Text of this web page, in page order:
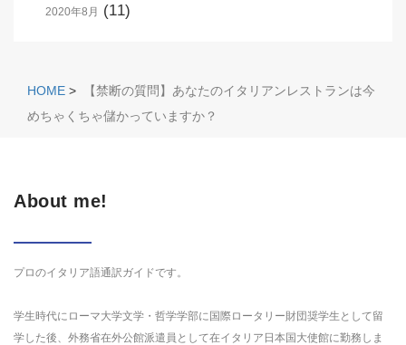
2020年8月 (11)
HOME >
【禁断の質問】あなたのイタリアンレストランは今
めちゃくちゃ儲かっていますか？
About me!
プロのイタリア語通訳ガイドです。
学生時代にローマ大学文学・哲学学部に国際ロータリー財団奨学生として留
学した後、外務省在外公館派遣員として在イタリア日本国大使館に勤務しま